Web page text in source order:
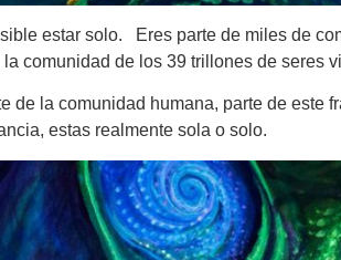
estar solo. Eres parte de miles de
la comunidad de los 39 trillones de seres
de la comunidad humana, parte de este
estas realmente sola o solo.